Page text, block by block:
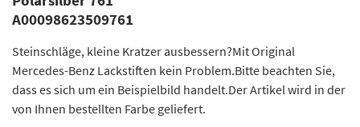
A00098623509761
Steinschläge, kleine Kratzer ausbessern?Mit Original
Mercedes-Benz Lackstiften kein Problem.Bitte beachten Sie,
dass es sich um ein Beispielbild handelt.Der Artikel wird in der
von Ihnen bestellten Farbe geliefert.